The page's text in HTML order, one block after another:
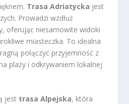
Trasa Adriatycka jest
Prowadzi wzdłuż
oferując niesamowite widoki
miasteczka. To idealna
połączyć przyjemność z
plaży i odkrywaniem lokalnej
jest trasa Alpejska, która